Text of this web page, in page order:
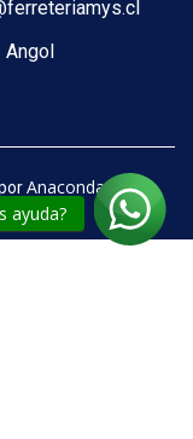
ayuda?
Angol
Anacondaweb